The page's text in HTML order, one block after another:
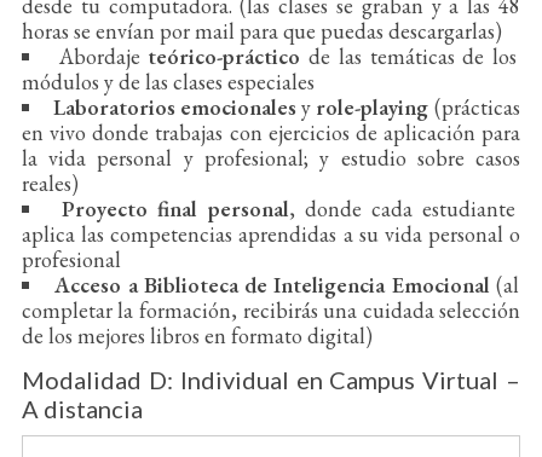
horas se envían por mail para que puedas descargarlas)
Abordaje teórico-práctico de las temáticas de los
módulos y de las clases especiales
Laboratorios emocionales y role-playing (prácticas
en vivo donde trabajas con ejercicios de aplicación para
la vida personal y profesional; y estudio sobre casos
reales)
Proyecto final personal, donde cada estudiante
aplica las competencias aprendidas a su vida personal o
profesional
Acceso a Biblioteca de Inteligencia Emocional (al
completar la formación, recibirás una cuidada selección
de los mejores libros en formato digital)
Modalidad D: Individual en Campus Virtual –
A distancia